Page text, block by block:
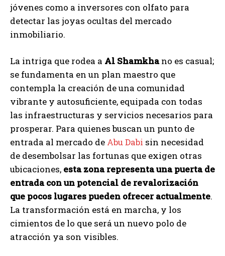
jóvenes como a inversores con olfato para
detectar las joyas ocultas del mercado
inmobiliario.
La intriga que rodea a Al Shamkhano es casual;
se fundamenta en un plan maestro que
contempla la creación de una comunidad
vibrante y autosuficiente, equipada con todas
las infraestructuras y servicios necesarios para
prosperar. Para quienes buscan un punto de
entrada al mercado de Abu Dabi sin necesidad
de desembolsar las fortunas que exigen otras
ubicaciones, esta zona representa una puerta de
entrada con un potencial de revalorización
que pocos lugares pueden ofrecer actualmente.
La transformación está en marcha, y los
cimientos de lo que será un nuevo polo de
atracción ya son visibles.